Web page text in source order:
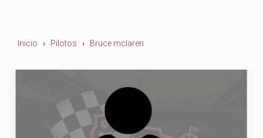
Inicio Pilotos Bruce mclaren